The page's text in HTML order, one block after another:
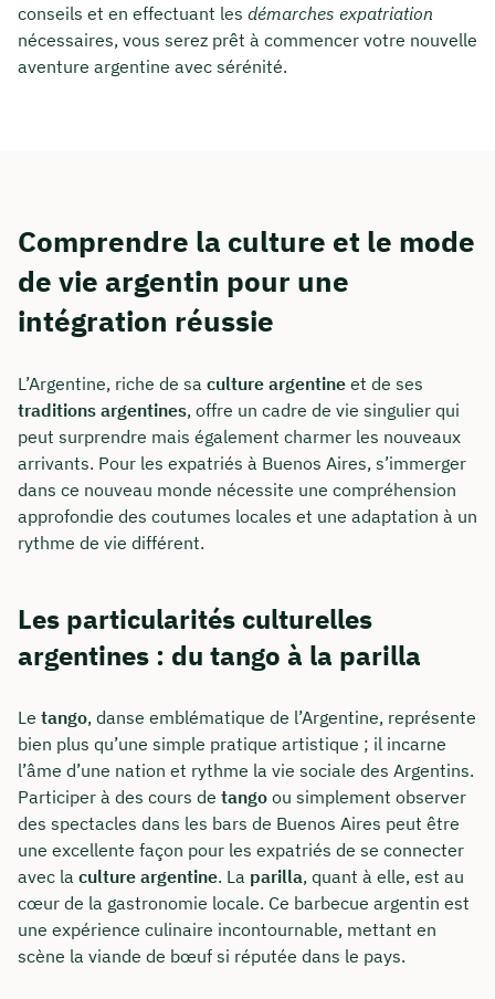
conseils et en effectuant les démarches expatriation
nécessaires, vous serez prêt à commencer votre nouvelle
aventure argentine avec sérénité.
Comprendre la culture et le mode
de vie argentin pour une
intégration réussie
L’Argentine, riche de sa culture argentine et de ses
traditions argentines, offre un cadre de vie singulier qui
peut surprendre mais également charmer les nouveaux
arrivants. Pour les expatriés à Buenos Aires, s’immerger
dans ce nouveau monde nécessite une compréhension
approfondie des coutumes locales et une adaptation à un
rythme de vie différent.
Les particularités culturelles
argentines : du tango à la parilla
Le tango, danse emblématique de l’Argentine, représente
bien plus qu’une simple pratique artistique ; il incarne
l’âme d’une nation et rythme la vie sociale des Argentins.
Participer à des cours de tango ou simplement observer
des spectacles dans les bars de Buenos Aires peut être
une excellente façon pour les expatriés de se connecter
avec la culture argentine. La parilla, quant à elle, est au
cœur de la gastronomie locale. Ce barbecue argentin est
une expérience culinaire incontournable, mettant en
scène la viande de bœuf si réputée dans le pays.